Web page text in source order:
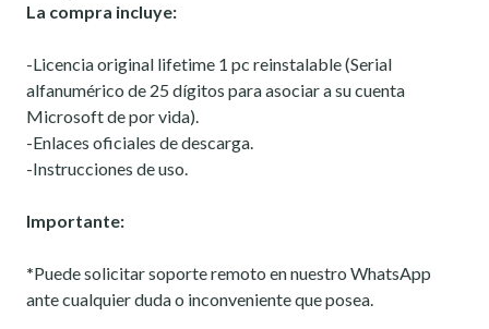
La compra incluye:
-Licencia original lifetime 1 pc reinstalable (Serial
alfanumérico de 25 dígitos para asociar a su cuenta
Microsoft de por vida).
-Enlaces oficiales de descarga.
-Instrucciones de uso.
Importante:
*Puede solicitar soporte remoto en nuestro WhatsApp
ante cualquier duda o inconveniente que posea.